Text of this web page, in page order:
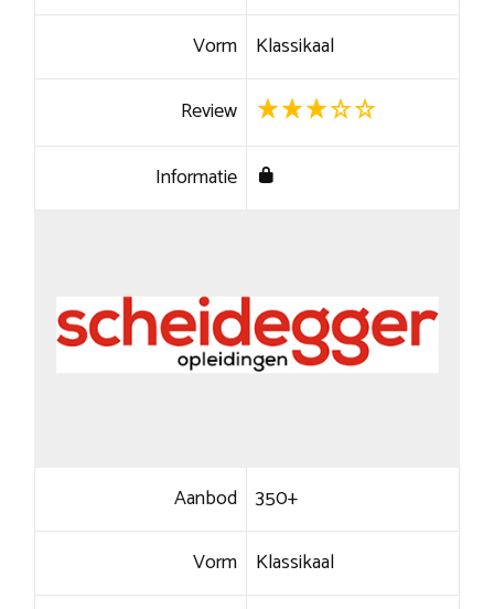
Vorm Klassikaal
Review
Informatie
Aanbod 350+
Vorm Klassikaal